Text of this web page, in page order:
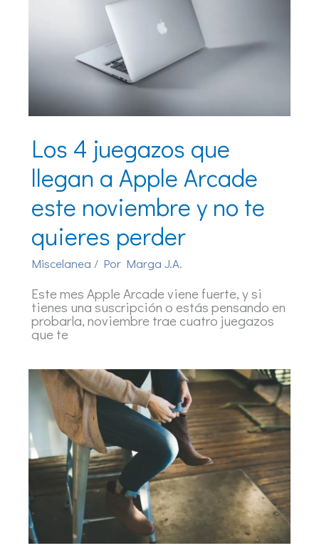
Los 4 juegazos que
llegan a Apple Arcade
este noviembre y no te
quieres perder
Miscelanea / Por Marga J.A.
Este mes Apple Arcade viene fuerte, y si
tienes una suscripción o estás pensando en
probarla, noviembre trae cuatro juegazos
que te